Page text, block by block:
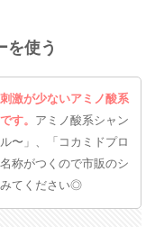
を使う
刺激が少ないアミノ酸系
す。
アミノ酸系シャン
〜」、「コカミドプロ
称がつくので市販のシ
みてください◎